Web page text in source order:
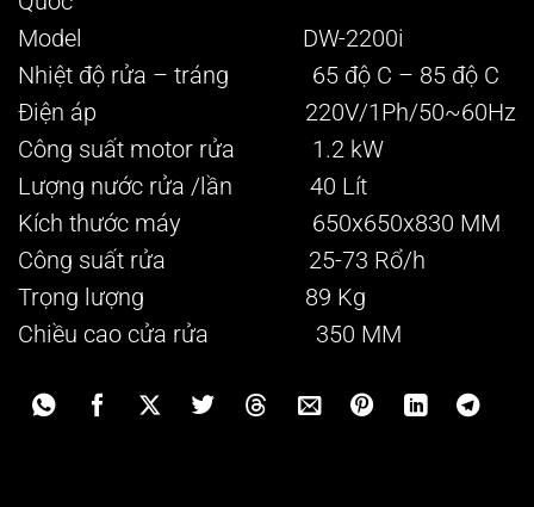
Model DW-2200i
Nhiệt độ rửa – tráng 65 độ C – 85 độ C
Điện áp 220V/1Ph/50~60Hz
Công suất motor rửa 1.2 kW
Lượng nước rửa /lần 40 Lít
Kích thước máy 650x650x830 MM
Công suất rửa 25-73 Rổ/h
Trọng lượng 89 Kg
Chiều cao cửa rửa 350 MM